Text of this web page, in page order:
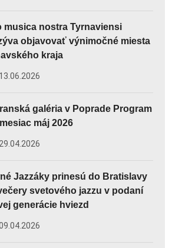
musica nostra Tyrnaviensi
objavovať výnimočné miesta
kraja
13.06.2026
galéria v Poprade Program
máj 2026
Jazzáky prinesú do Bratislavy
svetového jazzu v podaní
generácie hviezd